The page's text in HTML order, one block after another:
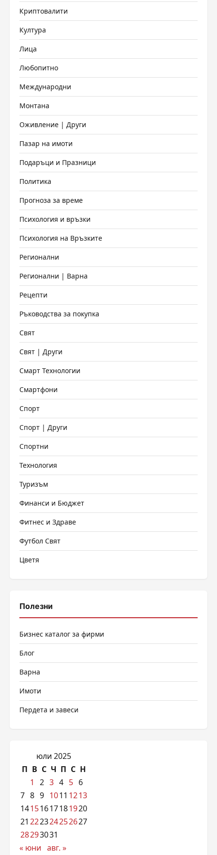
Криптовалити
Култура
Лица
Любопитно
Международни
Монтана
Оживление | Други
Пазар на имоти
Подаръци и Празници
Политика
Прогноза за време
Психология и връзки
Психология на Връзките
Регионални
Регионални | Варна
Рецепти
Ръководства за покупка
Свят
Свят | Други
Смарт Технологии
Смартфони
Спорт
Спорт | Други
Спортни
Технология
Туризъм
Финанси и Бюджет
Фитнес и Здраве
Футбол Свят
Цветя
Полезни
Бизнес каталог за фирми
Блог
Варна
Имоти
Пердета и завеси
юли 2025
П В С Ч П С Н
1
2 3 4 5 6
7 8 9 1011 1213
14151617181920
21 222324252627
28293031
« юни авг. »